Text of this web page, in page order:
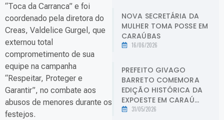
“Toca da Carranca” e foi
coordenado pela diretora do
Creas, Valdelice Gurgel, que
externou total
comprometimento de sua
equipe na campanha
“Respeitar, Proteger e
Garantir”, no combate aos
abusos de menores durante os
festejos.
NOVA SECRETÁRIA DA
MULHER TOMA POSSE EM
CARAÚBAS
16/06/2026
PREFEITO GIVAGO
BARRETO COMEMORA
EDIÇÃO HISTÓRICA DA
EXPOESTE EM CARAÚ...
31/05/2026